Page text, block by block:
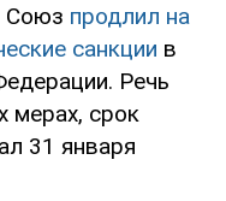
Союз продлил на
санкции в
Речь
мерах, срок
31 января